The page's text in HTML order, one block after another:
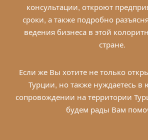
консультации, откроют
сроки, а также подробно
ведения бизнеса в этой
стране.
Если же Вы хотите не только
Турции, но также нуждаетесь в
сопровождении на территории
будем рады Вам